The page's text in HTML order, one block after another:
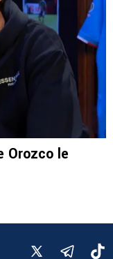
Orozco le